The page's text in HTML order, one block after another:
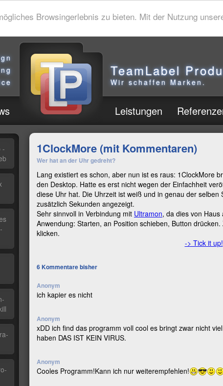
Browsingerlebnis zu bieten. Mit der Nutzung
TeamLabel
Wir schaffen Marken.
Leistungen
-
1ClockMore (mit Kommentaren)
Wer hat an der Uhr gedreht?
Lang existiert es schon, aber nun ist es raus: 1ClockMore
den Desktop. Hatte es erst nicht wegen der Einfachheit
diese Uhr hat. Die Uhrzeit ist weiß und in genau der selben
zusätzlich Sekunden angezeigt.
Sehr sinnvoll in Verbindung mit Ultramon, da dies von
Anwendung: Starten, an Position schieben, Button
klicken.
-> Tick it up!
6Kommentare bisher
Anonym
ich kapier es nicht
Anonym
xDD ich find das programm voll cool es bringt zwar nicht
haben DAS IST KEIN VIRUS.
Anonym
Cooles Programm!Kann ich nur weiterempfehlen!